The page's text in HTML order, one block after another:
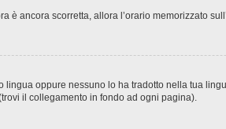
è ancora scorretta, allora l’orario memorizzato
lingua oppure nessuno lo ha tradotto nella tua
il collegamento in fondo ad ogni pagina).